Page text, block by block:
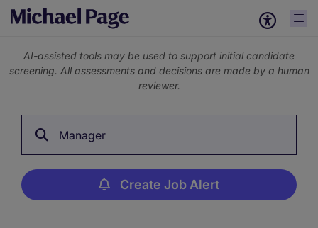
AI-assisted tools may be used to support initial candidate
screening. All assessments and decisions are made by a human
reviewer.
Manager
Create Job Alert